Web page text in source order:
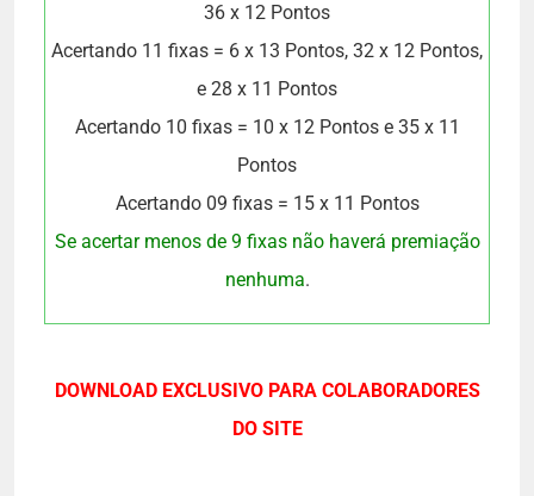
36 x 12 Pontos
Acertando 11 fixas = 6 x 13 Pontos, 32 x 12 Pontos,
e 28 x 11 Pontos
Acertando 10 fixas = 10 x 12 Pontos e 35 x 11
Pontos
Acertando 09 fixas = 15 x 11 Pontos
Se acertar menos de 9 fixas não haverá premiação
nenhuma.
DOWNLOAD EXCLUSIVO PARA COLABORADORES
DO SITE